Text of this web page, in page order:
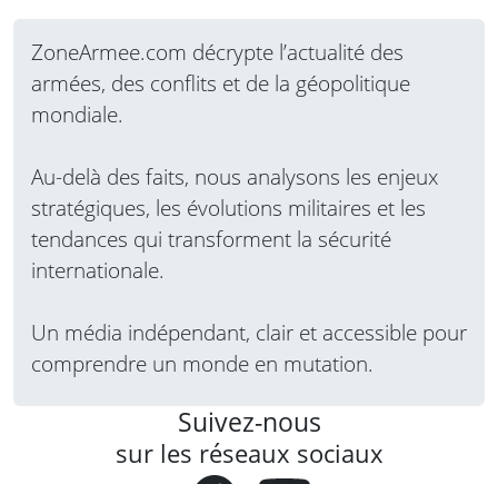
ZoneArmee.com décrypte l’actualité des
armées, des conflits et de la géopolitique
mondiale.
Au-delà des faits, nous analysons les enjeux
stratégiques, les évolutions militaires et les
tendances qui transforment la sécurité
internationale.
Un média indépendant, clair et accessible pour
comprendre un monde en mutation.
Suivez-nous
sur les réseaux sociaux